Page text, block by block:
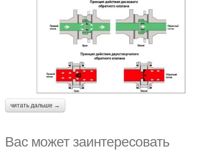
читать дальше →
Вас может заинтересовать